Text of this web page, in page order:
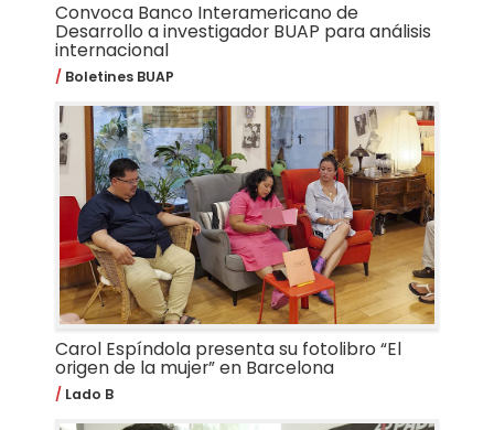
Convoca Banco Interamericano de
Desarrollo a investigador BUAP para análisis
internacional
Boletines BUAP
Carol Espíndola presenta su fotolibro “El
origen de la mujer” en Barcelona
Lado B